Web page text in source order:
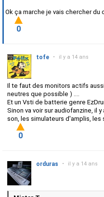
Ok ça marche je vais chercher du
0
tofe • il y a 14 ans
Il te faut des monitors actifs
neutres que possible ) ....
Et un Vsti de batterie genre
Sinon va voir sur audiofanzine, il
son, les simulateurs d'amplis, les
0
orduras • il y a 14 ans